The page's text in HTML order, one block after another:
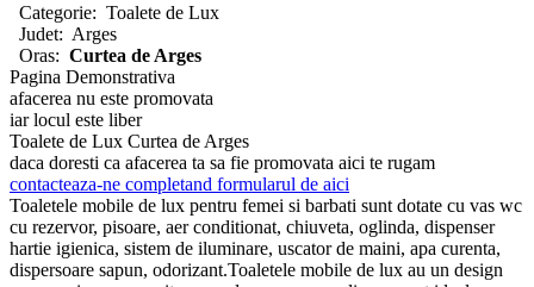
Categorie: Toalete de Lux
Judet: Arges
Oras: Curtea de Arges
Pagina Demonstrativa
afacerea nu este promovata
iar locul este liber
Toalete de Lux Curtea de Arges
daca doresti ca afacerea ta sa fie promovata aici te rugam
contacteaza-ne completand formularul de aici
Toaletele mobile de lux pentru femei si barbati sunt dotate cu vas wc
cu rezervor, pisoare, aer conditionat, chiuveta, oglinda, dispenser
hartie igienica, sistem de iluminare, uscator de maini, apa curenta,
dispersoare sapun, odorizant.Toaletele mobile de lux au un design